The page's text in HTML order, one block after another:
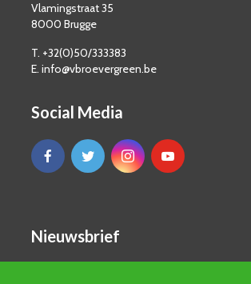
Vlamingstraat 35
8000 Brugge
T. +32(0)50/333383
E. info@vbroevergreen.be
Social Media
Nieuwsbrief